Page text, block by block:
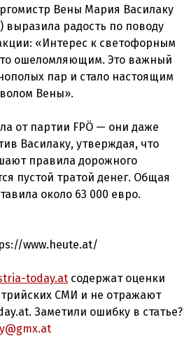
Вены Мария Василаку
выразила радость по поводу
«Интерес к светофорным
ошеломляющим. Это важный
пар и стало настоящим
Вены».
от партии FPÖ — они даже
Василаку, утверждая, что
правила дорожного
пустой тратой денег. Общая
около 63 000 евро.
www.heute.at/
today.at содержат оценки
СМИ и не отражают
Заметили ошибку в статье?